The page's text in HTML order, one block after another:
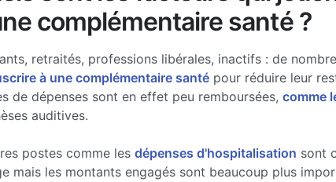
complémentaire santé ?
retraités, professions libérales, inactifs : de
à une complémentaire santépour réduire leur
de dépenses sont en effet peu remboursées, comme
auditives.
postes comme les dépenses d'hospitalisation sont
mais les montants engagés sont beaucoup plus